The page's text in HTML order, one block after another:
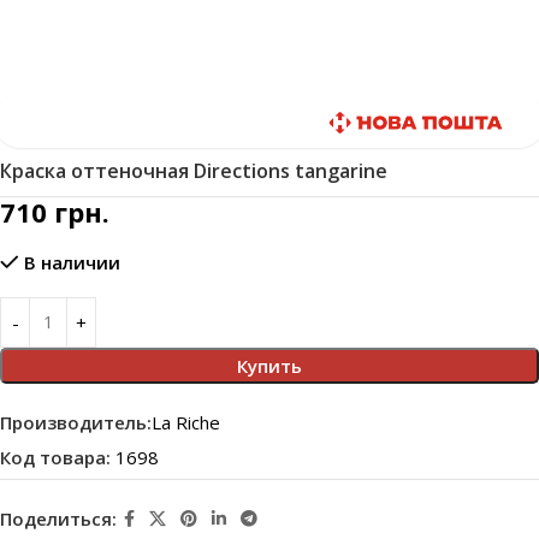
Краска оттеночная Directions tangarine
710 грн.
В наличии
Купить
Производитель:La Riche
Код товара: 1698
Поделиться: